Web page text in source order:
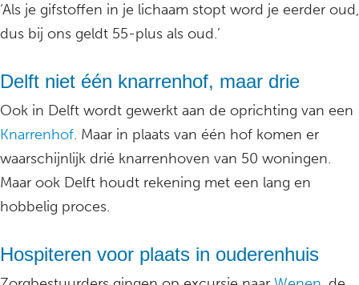
‘Als je gifstoffen in je lichaam stopt word je eerder oud,
dus bij ons geldt 55-plus als oud.’
Delft niet één knarrenhof, maar drie
Ook in Delft wordt gewerkt aan de oprichting van een
Knarrenhof. Maar in plaats van één hof komen er
waarschijnlijk drié knarrenhoven van 50 woningen.
Maar ook Delft houdt rekening met een lang en
hobbelig proces.
Hospiteren voor plaats in ouderenhuis